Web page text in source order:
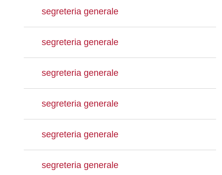
segreteria generale
segreteria generale
segreteria generale
segreteria generale
segreteria generale
segreteria generale